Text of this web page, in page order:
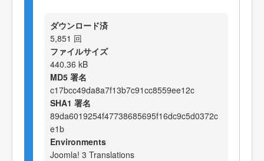
ダウンロード済
5,851 回
ファイルサイズ
440.36 kB
MD5 署名
c17bcc49da8a7f13b7c91cc8559ee12c
SHA1 署名
89da6019254f47738685695f16dc9c5d0372c
e1b
Environments
Joomla! 3 Translations